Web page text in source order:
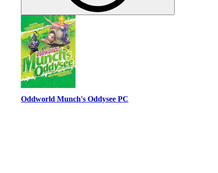
Oddworld Munch's Oddysee PC